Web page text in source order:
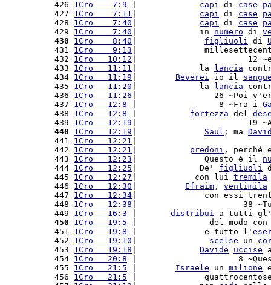
426 1Cro    7:9 capi di case
427 1Cro    7:11 capi di case
428 1Cro    7:40 capi di case
429 1Cro    7:40 |             in numero di
430
1Cro    8:40 figliuoli di
431 1Cro    9:13 |
432 1Cro   10:12 |                       12
433 1Cro   11:11 |             la lancia
434 1Cro   11:19 Beverei io il
435 1Cro   11:20 |             la lancia
436 1Cro   11:26 |                26 ~Poi
437 1Cro   12:8 |                 8 ~Fra i
438 1Cro   12:8 fortezza del
439 1Cro   12:19 |                       19
440
1Cro   12:19 Saul ; ma
441 1Cro   12:21
442 1Cro   12:21 predoni ,
443 1Cro   12:23 |              Questo è il
444 1Cro   12:25 |             De' figliuoli
445 1Cro   12:27 |            con lui tremila
446 1Cro   12:30 Efraim , ventimila
447 1Cro   12:34 |              con essi
448 1Cro   12:38 |                      38
449 1Cro   16:3 distribuì a tutti
450
1Cro   19:5 |               del modo con
451 1Cro   19:8 |              e tutto l'
452 1Cro   19:10 scelse un
453 1Cro   19:18 Davide uccise
454 1Cro   20:8 |                     8
455 1Cro   21:5 Israele un milione
456 1Cro   21:5 |